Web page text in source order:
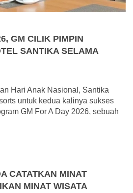
GM CILIK PIMPIN
SANTIKA SELAMA
Hari Anak Nasional, Santika
untuk kedua kalinya sukses
GM For A Day 2026, sebuah
CATATKAN MINAT
MINAT WISATA